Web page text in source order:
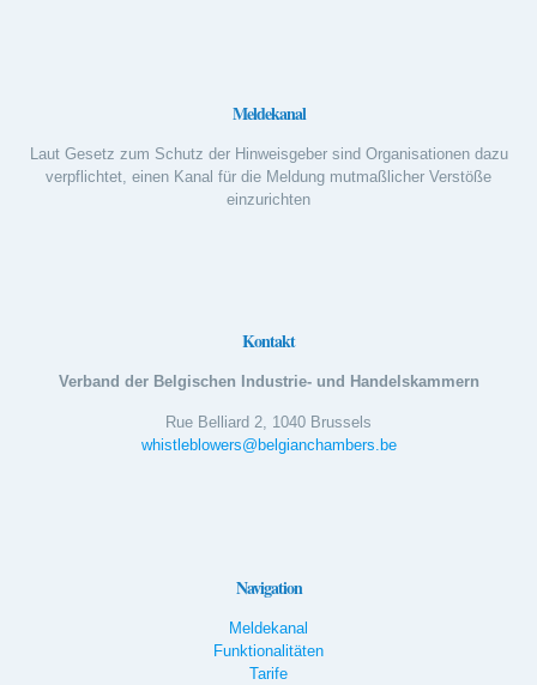
Meldekanal
Laut Gesetz zum Schutz der Hinweisgeber sind Organisationen dazu
verpflichtet, einen Kanal für die Meldung mutmaßlicher Verstöße
einzurichten
Kontakt
Verband der Belgischen Industrie- und Handelskammern
Rue Belliard 2, 1040 Brussels
whistleblowers@belgianchambers.be
Navigation
Meldekanal
Funktionalitäten
Tarife